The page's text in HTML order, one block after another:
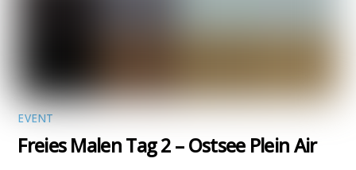
EVENT
Freies Malen Tag 2 – Ostsee Plein Air